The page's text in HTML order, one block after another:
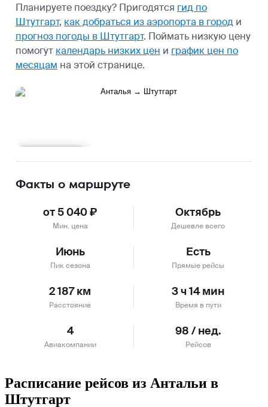
Планируете поездку? Пригодятся гид по
Штутгарт, как добраться из аэропорта в город и
прогноз погоды в Штутгарт. Поймать низкую цену
помогут календарь низких цен и график цен по
месяцам на этой странице.
Факты о маршруте
от 5 040 ₽
Мин. цена
Октябрь
Дешевле всего
Июнь
Пик сезона
Есть
Прямые рейсы
2 187 км
Расстояние
3 ч 14 мин
Время в пути
4
Авиакомпании
98 / нед.
Рейсов
Расписание рейсов из Антальи в
Штутгарт